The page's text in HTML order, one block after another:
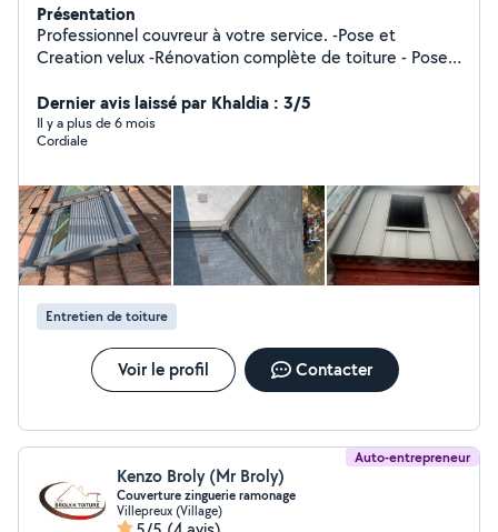
Présentation
Professionnel couvreur à votre service. -Pose et
Creation velux -Rénovation complète de toiture - Pose
Réparation : noue, faîtage, rive, arêtier - pose et
Creation velux
Dernier avis laissé par Khaldia : 3/5
Il y a plus de 6 mois
Cordiale
Entretien de toiture
Voir le profil Contacter
Auto-entrepreneur
Kenzo Broly (Mr Broly)
Couverture zinguerie ramonage
Villepreux (Village)